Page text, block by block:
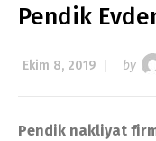
Pendik
Ekim 8, 2019 by
Pendik nakliyat